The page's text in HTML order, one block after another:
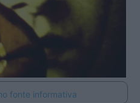
fonte informativa